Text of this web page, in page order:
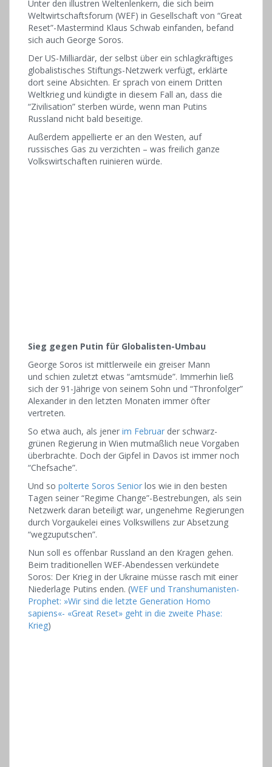
Unter den illustren Weltenlenkern, die sich beim
Weltwirtschaftsforum (WEF) in Gesellschaft von “Great
Reset”-Mastermind Klaus Schwab einfanden, befand
sich auch George Soros.
Der US-Milliardär, der selbst über ein schlagkräftiges
globalistisches Stiftungs-Netzwerk verfügt, erklärte
dort seine Absichten. Er sprach von einem Dritten
Weltkrieg und kündigte in diesem Fall an, dass die
“Zivilisation” sterben würde, wenn man Putins
Russland nicht bald beseitige.
Außerdem appellierte er an den Westen, auf
russisches Gas zu verzichten – was freilich ganze
Volkswirtschaften ruinieren würde.
Sieg gegen Putin für Globalisten-Umbau
George Soros ist mittlerweile ein greiser Mann
und schien zuletzt etwas “amtsmüde”. Immerhin ließ
sich der 91-Jährige von seinem Sohn und “Thronfolger”
Alexander in den letzten Monaten immer öfter
vertreten.
So etwa auch, als jener im Februar der schwarz-
grünen Regierung in Wien mutmaßlich neue Vorgaben
überbrachte. Doch der Gipfel in Davos ist immer noch
“Chefsache”.
Und so polterte Soros Senior los wie in den besten
Tagen seiner “Regime Change”-Bestrebungen, als sein
Netzwerk daran beteiligt war, ungenehme Regierungen
durch Vorgaukelei eines Volkswillens zur Absetzung
“wegzuputschen”.
Nun soll es offenbar Russland an den Kragen gehen.
Beim traditionellen WEF-Abendessen verkündete
Soros: Der Krieg in der Ukraine müsse rasch mit einer
Niederlage Putins enden. (WEF und Transhumanisten-
Prophet: »Wir sind die letzte Generation Homo
sapiens«- «Great Reset» geht in die zweite Phase:
Krieg)